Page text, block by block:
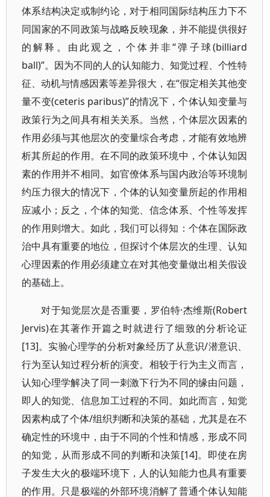
体系结构决定或制约论，对于相同国际结构压力下不
同国家的不同政策与战略反映现象，并不能提供很好
的解释。由此观之，个体并非“弹子球(billiard
ball)”。因为不同的人的认知能力、知觉过程、个性特
征、动机与情感因素等差异很大，在“假定相关其他变
量不变(ceteris paribus)”的情况下，个体认知变量与
政策行为之间具有相关关系。当然，个体层次因素的
作用必须与其他层次的变量综合考虑，才能有效地辨
析其所起的作用。在不同的政策环境中，个体认知因
素的作用并不相同。如官僚体系与国内政治等环境制
约压力很大的情况下，个体的认知变量所起的作用相
应减小；反之，个体的知觉、信念体系、个性等发挥
的作用则增大。如此，我们可以得知：个体在国际政
治中具有重要的地位，但探讨个体层次的生理、认知
心理因素的作用必须建立在对其他变量做出相关假设
的基础上。
对于知觉层次是否重要，罗伯特·杰维斯(Robert
Jervis)在其著作开篇之时就进行了细致的分析论证
[13]。实验心理学的分析对象经历了从意识/潜意识、
行为至认知过程分析的演变。相较于行为主义而言，
认知心理学解决了同一刺激下行为不同的缘由问题，
即人的知觉、信息加工过程的不同。如此而言，知觉
因素构成了个体/组织判断和决策的基础，尤其是在不
确定性的环境中，由于不同的个性和情感，形成不同
的知觉，从而形成不同的判断和决策[14]。即使在房
子发生大火的极端环境下，人的认知能力也具有重要
的作用。只是极端的外部环境消解了普通个体认知能